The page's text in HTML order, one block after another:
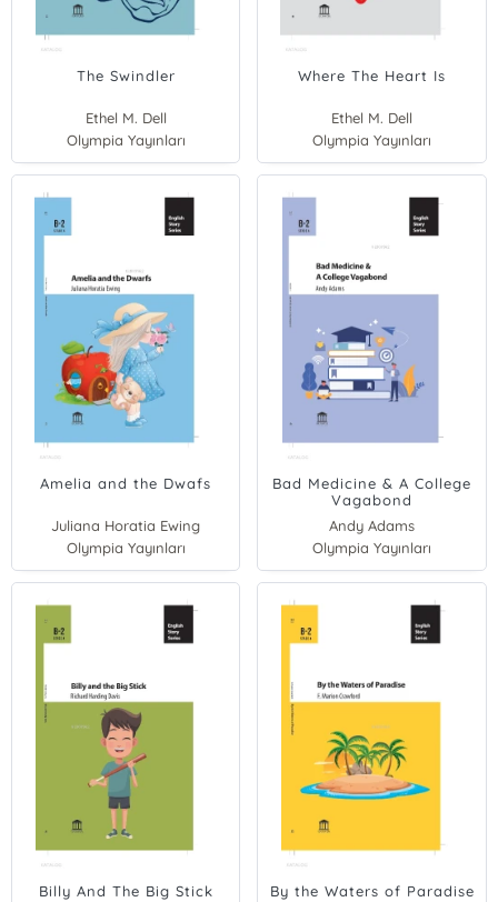
The Swindler
Ethel M. Dell
Olympia Yayınları
Where The Heart Is
Ethel M. Dell
Olympia Yayınları
Amelia and the Dwafs
Juliana Horatia Ewing
Olympia Yayınları
Bad Medicine & A College
Vagabond
Andy Adams
Olympia Yayınları
Billy And The Big Stick By the Waters of Paradise